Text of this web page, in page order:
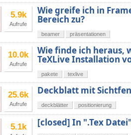
5.9k
Aufrufe
Wie greife ich in
Bereich zu?
beamer präsentationen
10.0k
Aufrufe
Wie finde ich heraus,
TeXLive Installation
pakete texlive
25.6k
Aufrufe
Deckblatt mit
deckblätter positionierung
5.1k [closed] In ".Tex